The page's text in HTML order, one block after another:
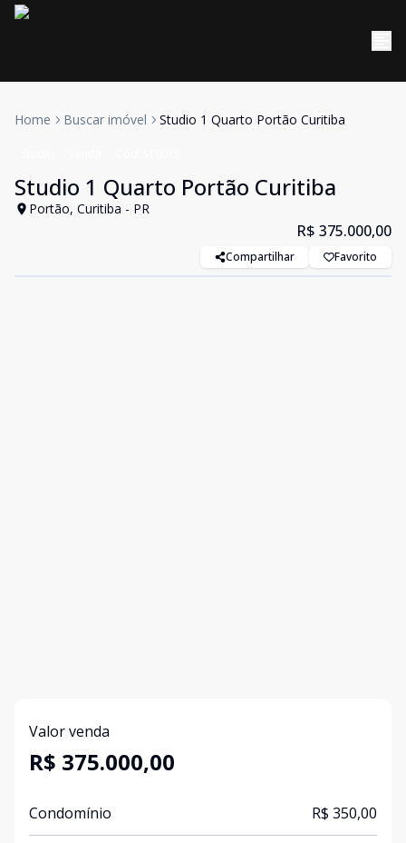
Home Buscar imóvel Studio 1 Quarto Portão Curitiba
Studio 1 Quarto Portão Curitiba
Portão, Curitiba - PR
R$ 375.000,00
Compartilhar Favorito
Valor venda
R$ 375.000,00
Condomínio R$ 350,00